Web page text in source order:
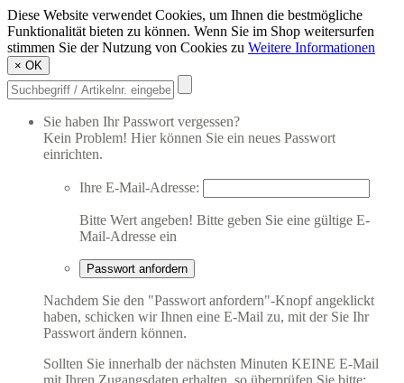
Diese Website verwendet Cookies, um Ihnen die bestmögliche
Funktionalität bieten zu können. Wenn Sie im Shop weitersurfen
stimmen Sie der Nutzung von Cookies zu Weitere Informationen
× OK
Sie haben Ihr Passwort vergessen?
Kein Problem! Hier können Sie ein neues Passwort
einrichten.
Ihre E-Mail-Adresse:
Bitte Wert angeben! Bitte geben Sie eine gültige E-
Mail-Adresse ein
Passwort anfordern
Nachdem Sie den "Passwort anfordern"-Knopf angeklickt
haben, schicken wir Ihnen eine E-Mail zu, mit der Sie Ihr
Passwort ändern können.
Sollten Sie innerhalb der nächsten Minuten KEINE E-Mail
mit Ihren Zugangsdaten erhalten, so überprüfen Sie bitte: